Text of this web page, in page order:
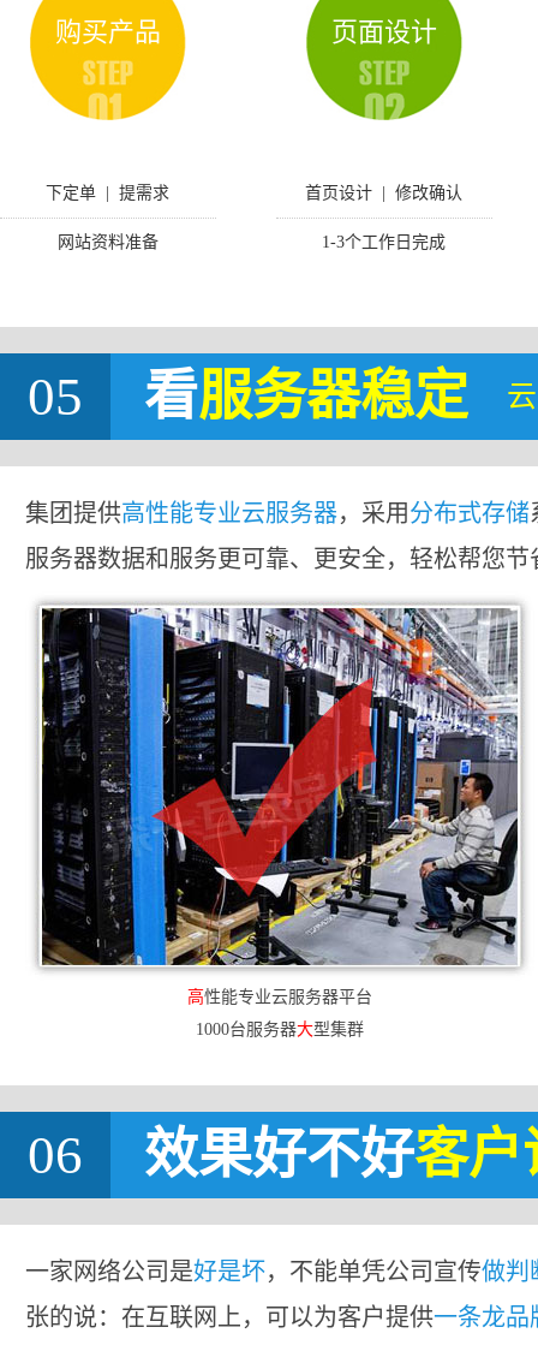
购买产品
下定单 | 提需求
网站资料准备
页面设计
首页设计 | 修改确认
1-3个工作日完成
05 看服务器稳定
集团提供高性能专业云服务器，采用分布式存储
服务器数据和服务更可靠、更安全，轻松帮您节
高性能专业云服务器平台
1000台服务器大型集群
06 效果好不好客户
一家网络公司是好是坏，不能单凭公司宣传做判
张的说：在互联网上，可以为客户提供一条龙品